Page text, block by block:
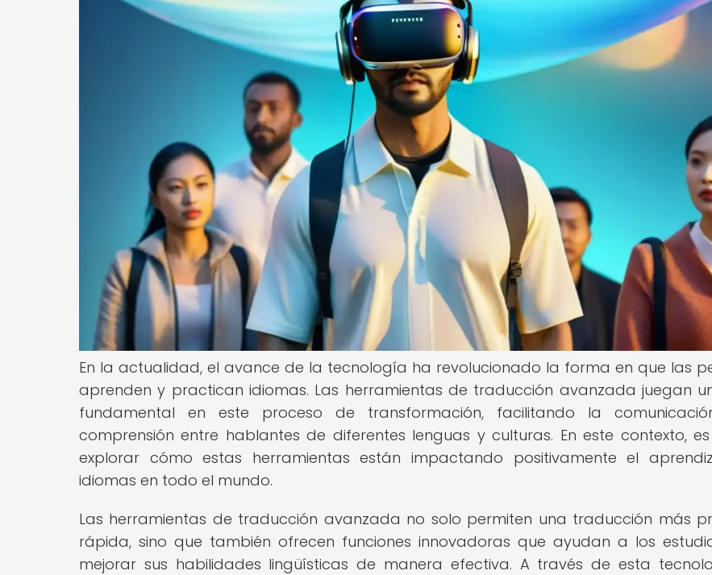
En la actualidad, el avance de la tecnología ha revolucionado la forma en que las
aprenden y practican idiomas. Las herramientas de traducción avanzada juegan
fundamental en este proceso de transformación, facilitando la
comprensión entre hablantes de diferentes lenguas y culturas. En este contexto,
explorar cómo estas herramientas están impactando positivamente el
idiomas en todo el mundo.
Las herramientas de traducción avanzada no solo permiten una traducción más
rápida, sino que también ofrecen funciones innovadoras que ayudan a los
mejorar sus habilidades lingüísticas de manera efectiva. A través de esta